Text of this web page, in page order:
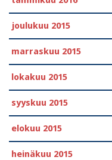
joulukuu 2015
marraskuu 2015
lokakuu 2015
syyskuu 2015
elokuu 2015
heinäkuu 2015